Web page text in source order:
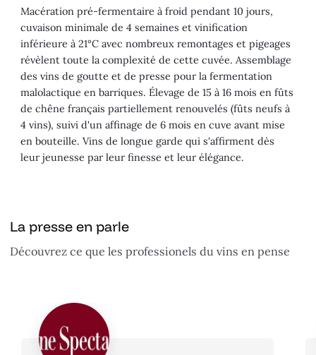
Macération pré-fermentaire à froid pendant 10 jours,
cuvaison minimale de 4 semaines et vinification
inférieure à 21°C avec nombreux remontages et pigeages
révèlent toute la complexité de cette cuvée. Assemblage
des vins de goutte et de presse pour la fermentation
malolactique en barriques. Élevage de 15 à 16 mois en fûts
de chêne français partiellement renouvelés (fûts neufs à
4 vins), suivi d'un affinage de 6 mois en cuve avant mise
en bouteille. Vins de longue garde qui s'affirment dès
leur jeunesse par leur finesse et leur élégance.
La presse en parle
Découvrez ce que les professionels du vins en pense